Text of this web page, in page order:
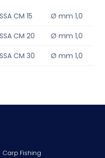
CM 15 Ø mm 1,0
CM 20 Ø mm 1,0
CM 30 Ø mm 1,0
Carp Fishing